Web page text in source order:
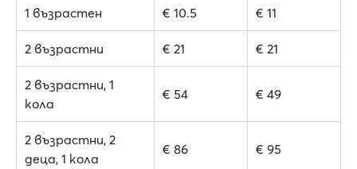
1 възрастен € 10.5 € 11
2 възрастни € 21 € 21
2 възрастни, 1
кола
€ 54 € 49
2 възрастни, 2
деца, 1 кола
€ 86 € 95